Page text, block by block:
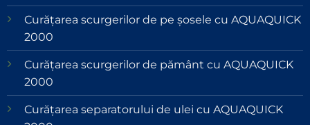
Curățarea scurgerilor de pe șosele cu AQUAQUICK
2000
Curățarea scurgerilor de pământ cu AQUAQUICK
2000
Curățarea separatorului de ulei cu AQUAQUICK